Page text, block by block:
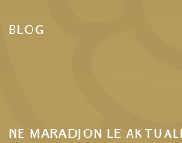
BLOG
NE MARADJON LE